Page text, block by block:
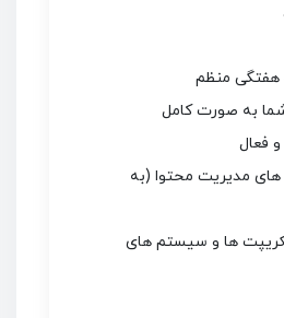
منظم
شما به صورت کامل
مدیریت محتوا (به
ها و سیستم های